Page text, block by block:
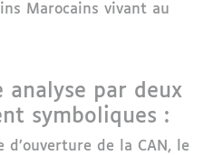
Marocains vivant au
par deux
symboliques :
d’ouverture de la CAN, le